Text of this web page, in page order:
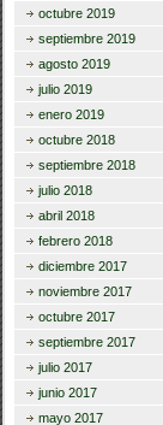
octubre 2019
septiembre 2019
agosto 2019
julio 2019
enero 2019
octubre 2018
septiembre 2018
julio 2018
abril 2018
febrero 2018
diciembre 2017
noviembre 2017
octubre 2017
septiembre 2017
julio 2017
junio 2017
mayo 2017